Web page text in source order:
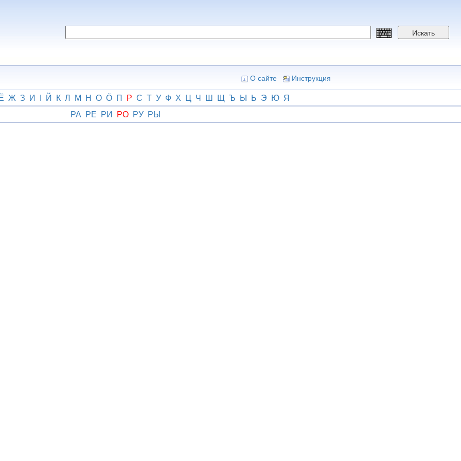
Искать
О сайте Инструкция
Ж З И І Й К Л М Н О Ӧ П Р С Т У Ф Х Ц Ч Ш Щ Ъ Ы Ь Э Ю Я
РА РЕ РИ РО РУ РЫ